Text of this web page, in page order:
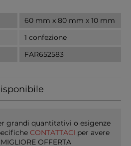
60 mm x 80 mm x 10 mm
1 confezione
FAR652583
grandi quantitativi o esigenze
CONTATTACI per avere
OFFERTA